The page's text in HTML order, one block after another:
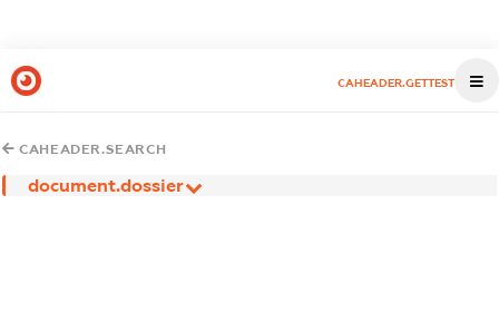
CAHEADER.GETTEST
CAHEADER.SEARCH
document.dossier